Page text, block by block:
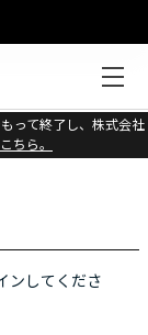
って終了し、株式会社
ちら。
ンしてくださ